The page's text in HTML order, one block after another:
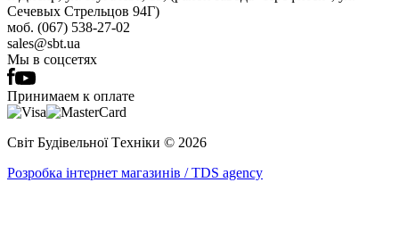
Сечевых Стрельцов 94Г)
моб. (067) 538-27-02
sales@sbt.ua
Мы в соцсетях
Принимаем к оплате
Світ Будівельної Tехніки © 2026
Розробка інтернет магазинів / TDS agency